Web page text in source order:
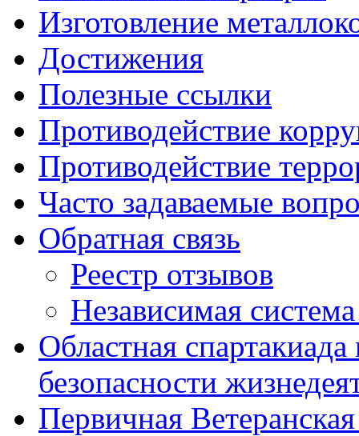
Изготовление
Достижения
Полезные ссылки
Противодействие
Противодействие
Часто задаваемые
Обратная связь
Реестр отзывов
Независимая
Областная
безопасности
Первичная